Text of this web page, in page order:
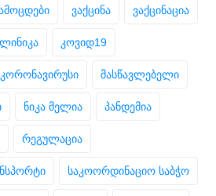
ვაქცინა ვაქცინაცია
კოვიდ19
კორონავირუსი მასწავლებელი
ნიკა მელია პანდემია
რეგულაცია
საკოორდინაციო საბჭო